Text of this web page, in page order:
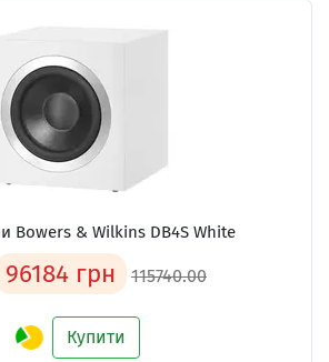
Bowers & Wilkins DB4S White
96184 грн 115740.00
Купити